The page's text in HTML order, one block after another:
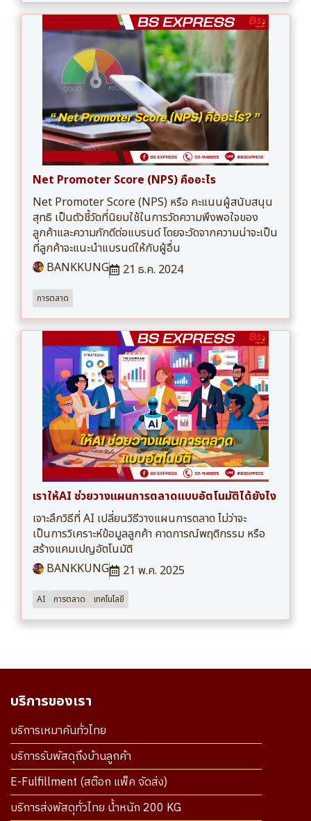
Net Promoter Score (NPS) คืออะไร
Net Promoter Score (NPS) หรือ คะแนนผู้สนับสนุน
สุทธิ เป็นตัวชี้วัดที่นิยมใช้ในการวัดความพึงพอใจของ
ลูกค้าและความภักดีต่อแบรนด์ โดยจะวัดจากความน่าจะเป็น
ที่ลูกค้าจะแนะนำแบรนด์ให้กับผู้อื่น
BANKKUNG
21 ธ.ค. 2024
การตลาด
เราให้AI ช่วยวางแผนการตลาดแบบอัตโนมัติได้ยังไง
เจาะลึกวิธีที่ AI เปลี่ยนวิธีวางแผนการตลาด ไม่ว่าจะ
เป็นการวิเคราะห์ข้อมูลลูกค้า คาดการณ์พฤติกรรม หรือ
สร้างแคมเปญอัตโนมัติ
BANKKUNG
21 พ.ค. 2025
AI การตลาด เทคโนโลยี
บริการของเรา
บริการเหมาคันทั่วไทย
บริการรับพัสดุถึงบ้านลูกค้า
E-Fulfillment (สต๊อก แพ็ค จัดส่ง)
บริการส่งพัสดุทั่วไทย น้ำหนัก 200 KG